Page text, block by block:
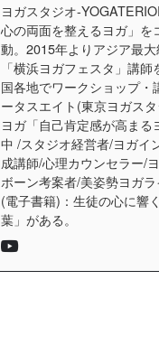
ヨガスタジオ-
心の両面を整えるヨガ」を
動。2015年よりアジア最
「横浜ヨガフェスタ」講
国各地でワークショップ・
ータスエイト(東京ヨガス
ヨガ「自己肯定感が高まる
中 /スタジオ経営者/ヨガイ
成講師/心理カウンセラー/
ボーン考案者/美姿勢ヨガ
(電子書籍)：生徒の心に響
葉」がある。